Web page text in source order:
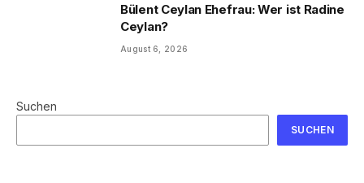
Bülent Ceylan Ehefrau: Wer ist Radine
Ceylan?
August 6, 2026
Suchen
SUCHEN